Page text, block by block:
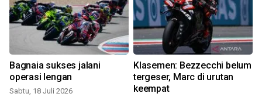
Bagnaia sukses jalani
operasi lengan
Sabtu, 18 Juli 2026
Klasemen: Bezzecchi belum
tergeser, Marc di urutan
keempat